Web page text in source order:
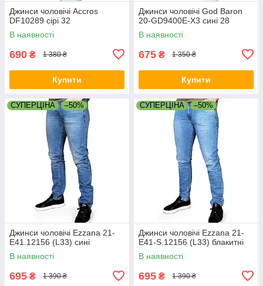
Джинси чоловічі Accros
DF10289 сірі 32
В наявності
690 ₴ 1 380 ₴
Купити
Джинси чоловічі God Baron
20-GD9400E-X3 сині 28
В наявності
675 ₴ 1 350 ₴
Купити
СУПЕРЦІНА –50%
Джинси чоловічі Ezzana 21-
E41.12156 (L33) сині
В наявності
695 ₴ 1 390 ₴
СУПЕРЦІНА –50%
Джинси чоловічі Ezzana 21-
E41-S.12156 (L33) блакитні
В наявності
695 ₴ 1 390 ₴